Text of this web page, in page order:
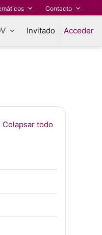
Contacto
Invitado Acceder
Colapsar todo